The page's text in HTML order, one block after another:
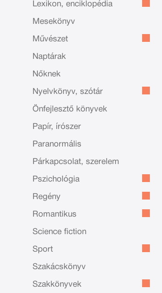
Lexikon, enciklopédia
Mesekönyv
Művészet
Naptárak
Nőknek
Nyelvkönyv, szótár
Önfejlesztő könyvek
Papír, írószer
Paranormális
Párkapcsolat, szerelem
Pszichológia
Regény
Romantikus
Science fiction
Sport
Szakácskönyv
Szakkönyvek